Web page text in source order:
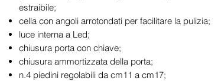
estraibile;
cella con angoli arrotondati per facilitare la pulizia;
luce interna a Led;
chiusura porta con chiave;
chiusura ammortizzata della porta;
n.4 piedini regolabili da cm11 a cm17;